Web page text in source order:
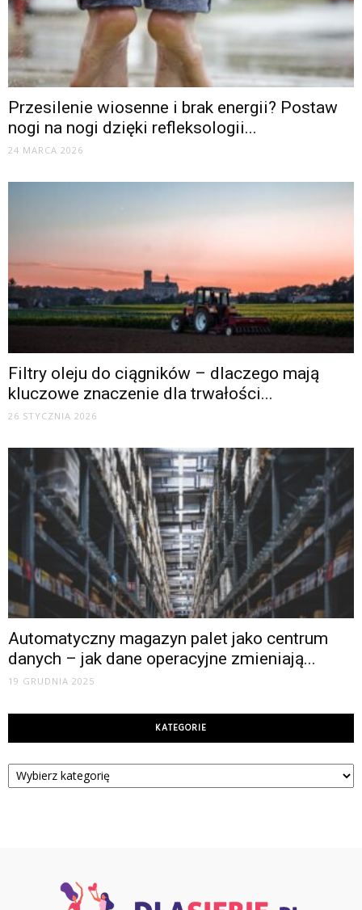
Przesilenie wiosenne i brak energii? Postaw
nogi na nogi dzięki refleksologii...
24 MARCA 2026
Filtry oleju do ciągników – dlaczego mają
kluczowe znaczenie dla trwałości...
26 STYCZNIA 2026
Automatyczny magazyn palet jako centrum
danych – jak dane operacyjne zmieniają...
19 GRUDNIA 2025
KATEGORIE
Kategorie